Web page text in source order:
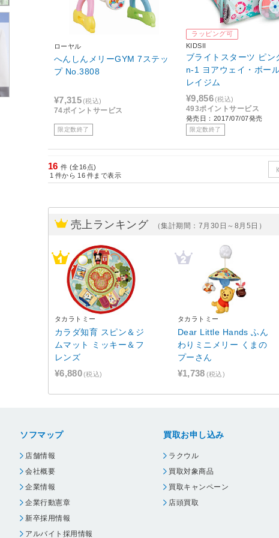
ローヤル
へんしんメリーGYM 7ステッ
プ No.3808
¥7,315(税込)
74ポイントサービス
限定数終了
ラッピング可
KIDSII
ブライトスターツ ピン
n-1 ヨアウェイ・ボー
レイジム
¥9,856(税込)
493ポイントサービス
発売日：2017/07/07発売
限定数終了
16 件 (全16点)
1 件から 16 件まで表示
売上ランキング （集計期間：7月30日～8月5日）
タカラトミー
カラダ知育 スピン＆ジ
ムマット ミッキー＆フ
レンズ
¥6,880(税込)
タカラトミー
Dear Little Hands ふん
わりミニメリー くまの
プーさん
¥1,738 (税込)
ソフマップ
店舗情報
会社概要
企業情報
企業行動憲章
新卒採用情報
アルバイト採用情報
買取お申し込み
ラクウル
買取対象商品
買取キャンペーン
店頭買取